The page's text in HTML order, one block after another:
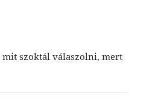
mit szoktál válaszolni, mert